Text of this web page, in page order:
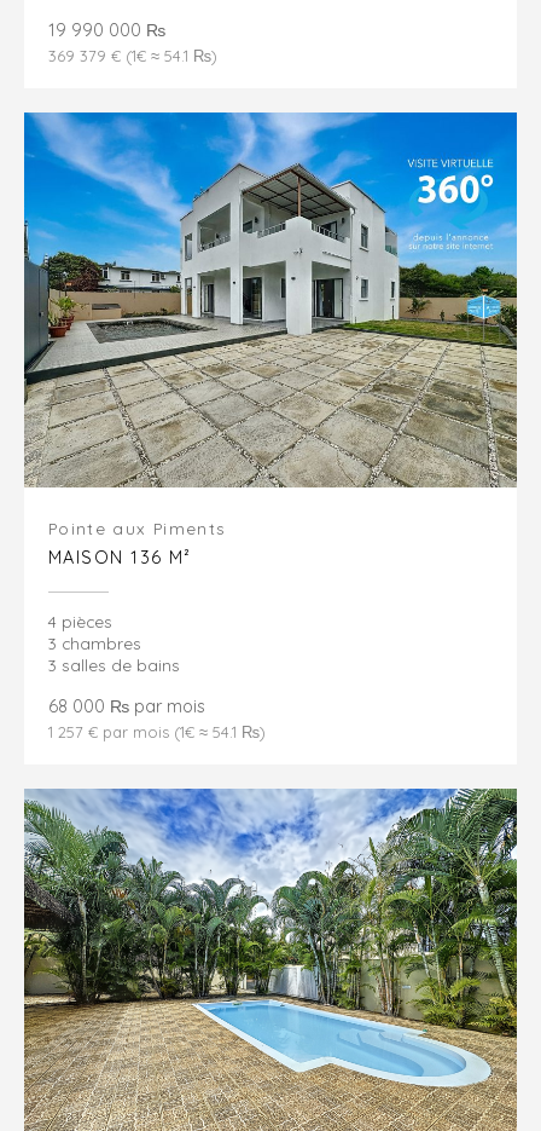
19 990 000 ₨
369 379 € (1€ ≈ 54.1 ₨)
Pointe aux Piments
MAISON 136 M²
4 pièces
3 chambres
3 salles de bains
68 000 ₨ par mois
1 257 € par mois (1€ ≈ 54.1 ₨)